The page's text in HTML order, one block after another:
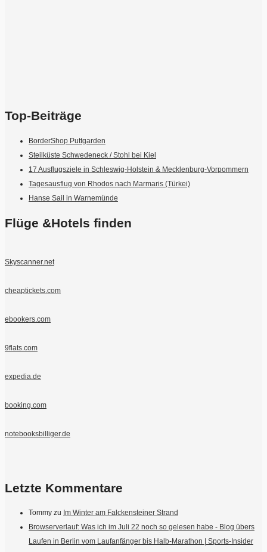
Top-Beiträge
BorderShop Puttgarden
Steilküste Schwedeneck / Stohl bei Kiel
17 Ausflugsziele in Schleswig-Holstein & Mecklenburg-Vorpommern
Tagesausflug von Rhodos nach Marmaris (Türkei)
Hanse Sail in Warnemünde
Flüge &Hotels finden
Skyscanner.net
cheaptickets.com
ebookers.com
9flats.com
expedia.de
booking.com
notebooksbilliger.de
Letzte Kommentare
Tommy zu Im Winter am Falckensteiner Strand
Browserverlauf: Was ich im Juli 22 noch so gelesen habe - Blog übers
Laufen in Berlin vom Laufanfänger bis Halb-Marathon | Sports-Insider